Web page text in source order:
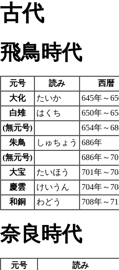
古代
飛鳥時代
元号 読み
西暦
大化
たいか
645年～
白雉
はくち
650年～
(無元号)
654年～
朱鳥
しゅちょう
686年
(無元号)
686年～
大宝
たいほう
701年～
慶雲
けいうん
704年～
和銅
わどう 708年～
奈良時代
元号 読み